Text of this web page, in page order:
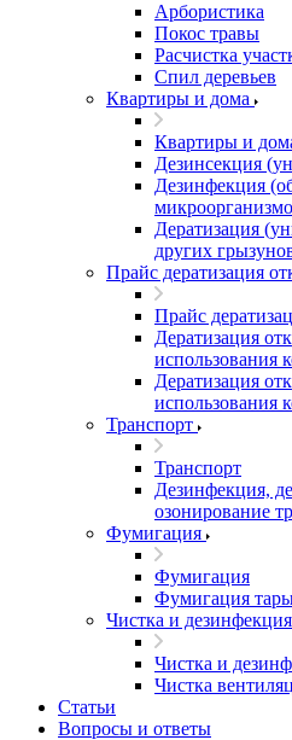
Арбористика
Покос травы
Расчистка
Спил деревьев
Квартиры и дома
Квартиры и
Дезинсекция
Дезинфекция
Дератизация
других
Прайс дератизация
Прайс
Дератизация
использования
Дератизация
использования
Транспорт
Транспорт
Дезинфекция,
озонирование
Фумигация
Фумигация
Фумигация
Чистка и
Чистка и
Чистка
Статьи
Вопросы и ответы